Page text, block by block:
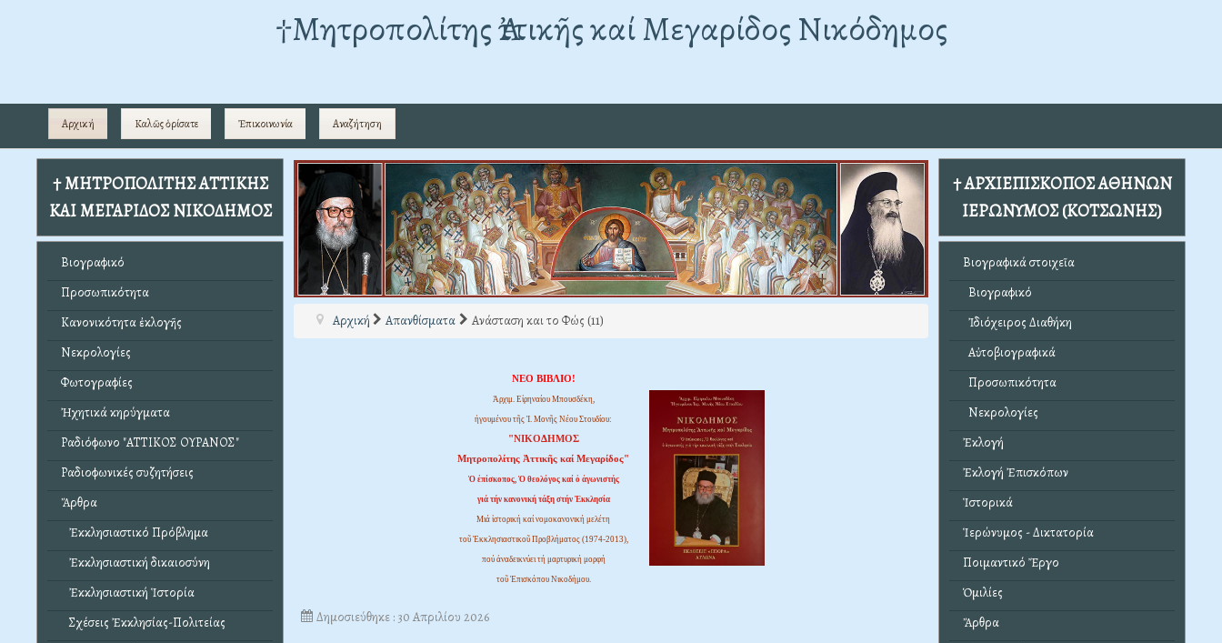
†Mητροπολίτης Ἀττικῆς καί Μεγαρίδος Νικόδημος
Αρχική Καλῶς ὁρίσατε Ἐπικοινωνία Αναζήτηση
† ΜΗΤΡΟΠΟΛΙΤΗΣ ΑΤΤΙΚΗΣ
ΚΑΙ ΜΕΓΑΡΙΔΟΣ ΝΙΚΟΔΗΜΟΣ
Βιογραφικό
Προσωπικότητα
Κανονικότητα ἐκλογῆς
Νεκρολογίες
Φωτογραφίες
Ἠχητικά κηρύγματα
Ραδιόφωνο "ΑΤΤΙΚΟΣ ΟΥΡΑΝΟΣ"
Ραδιοφωνικές συζητήσεις
Ἄρθρα
Ἐκκλησιαστικό Πρόβλημα
Ἐκκλησιαστική δικαιοσύνη
Ἐκκλησιαστική Ἱστορία
Σχέσεις Ἐκκλησίας-Πολιτείας
Αρχική Απανθίσματα Ανάσταση και το Φώς (11)
ΝΕΟ ΒΙΒΛΙΟ!
Ἀρχιμ. Εἰρηναίου Μπουσδέκη,
ἡγουμένου τῆς Ἱ. Μονῆς Νέου Στουδίου:
"ΝΙΚΟΔΗΜΟΣ
Μητροπολίτης Ἀττικῆς καί Μεγαρίδος"
Ὁ ἐπίσκοπος, Ὁ θεολόγος καί ὁ ἀγωνιστής
γιά τήν κανονική τάξη στήν Ἐκκλησία
Μιά ἱστορική καί νομοκανονική μελέτη
τοῦ Ἐκκλησιαστικοῦ Προβλήματος (1974-2013),
πού ἀναδεικνύει τή μαρτυρική μορφή
τοῦ Ἐπισκόπου Νικοδήμου.
Δημοσιεύθηκε : 30 Απριλίου 2026
† ΑΡΧΙΕΠΙΣΚΟΠΟΣ ΑΘΗΝΩΝ
ΙΕΡΩΝΥΜΟΣ (ΚΟΤΣΩΝΗΣ)
Βιογραφικά στοιχεῖα
Βιογραφικό
Ἰδιόχειρος Διαθήκη
Αὐτοβιογραφικά
Προσωπικότητα
Νεκρολογίες
Ἐκλογή
Ἐκλογή Ἐπισκόπων
Ἱστορικά
Ἱερώνυμος - Δικτατορία
Ποιμαντικό Ἔργο
Ὁμιλίες
Ἄρθρα